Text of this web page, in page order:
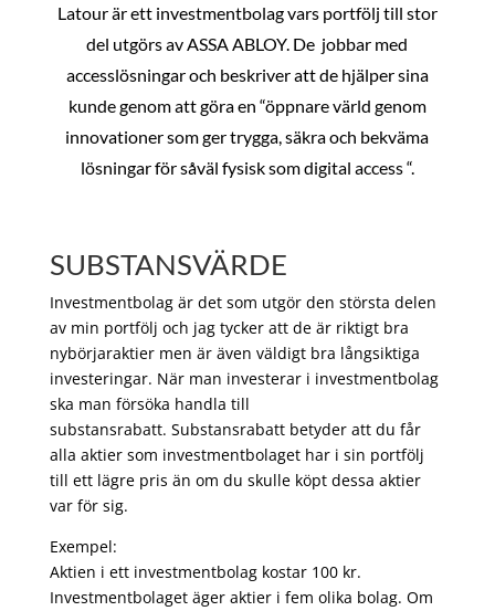
Latour är ett investmentbolag vars portfölj till stor
del utgörs av ASSA ABLOY. De jobbar med
accesslösningar och beskriver att de hjälper sina
kunde genom att göra en “öppnare värld genom
innovationer som ger trygga, säkra och bekväma
lösningar för såväl fysisk som digital access “.
SUBSTANSVÄRDE
Investmentbolag är det som utgör den största delen
av min portfölj och jag tycker att de är riktigt bra
nybörjaraktier men är även väldigt bra långsiktiga
investeringar. När man investerar i investmentbolag
ska man försöka handla till
substansrabatt. Substansrabatt betyder att du får
alla aktier som investmentbolaget har i sin portfölj
till ett lägre pris än om du skulle köpt dessa aktier
var för sig.
Exempel:
Aktien i ett investmentbolag kostar 100 kr.
Investmentbolaget äger aktier i fem olika bolag. Om